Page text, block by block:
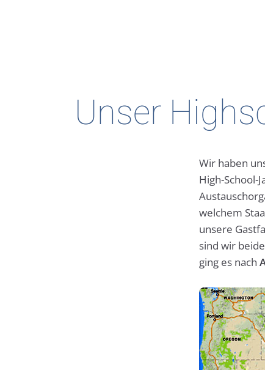
Unser
Wir haben
High-School-
welchem
unsere
sind wir
ging es nach